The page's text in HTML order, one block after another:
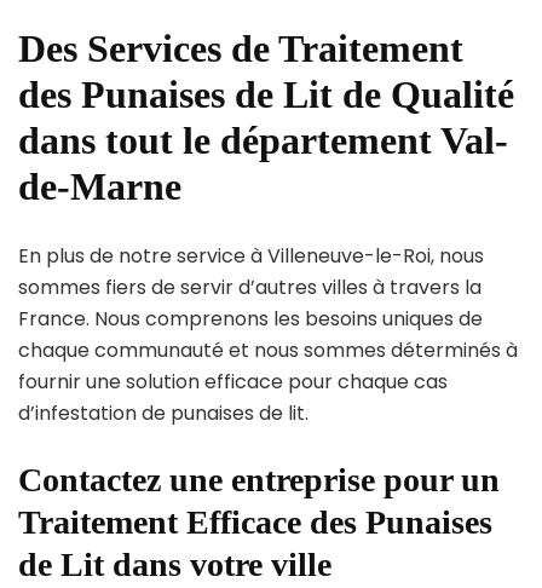
Des Services de Traitement
des Punaises de Lit de Qualité
dans tout le département Val-
de-Marne
En plus de notre service à Villeneuve-le-Roi, nous
sommes fiers de servir d’autres villes à travers la
France. Nous comprenons les besoins uniques de
chaque communauté et nous sommes déterminés à
fournir une solution efficace pour chaque cas
d’infestation de punaises de lit.
Contactez une entreprise pour un
Traitement Efficace des Punaises
de Lit dans votre ville